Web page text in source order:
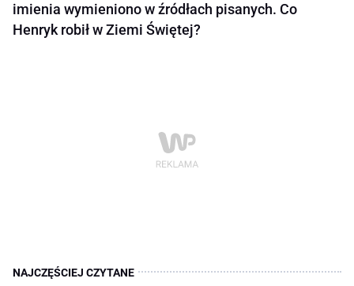
imienia wymieniono w źródłach pisanych. Co
Henryk robił w Ziemi Świętej?